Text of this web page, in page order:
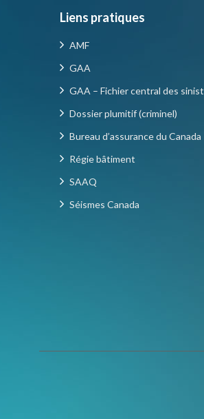
Liens pratiques
AMF
GAA
GAA – Fichier central des
Dossier plumitif (criminel)
Bureau d’assurance du Canada
Régie bâtiment
SAAQ
Séismes Canada